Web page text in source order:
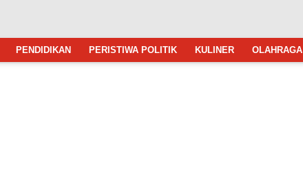
PENDIDIKAN PERISTIWA POLITIK KULINER OLAHRAGA